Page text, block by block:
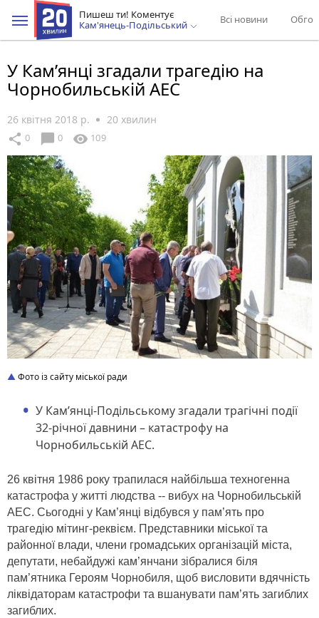
Пишеш ти! Коментує
Кам'янець-Подільський
Всі новини
У Кам’янці згадали трагедію на
Чорнобильській АЕС
26 квітня 2018 р. 20 хвилин
share 0 chat_bubble 0 visibility 109
Фото із сайту міської ради
У Кам’янці-Подільському згадали трагічні події
32-річної давнини – катастрофу на
Чорнобильській АЕС.
26 квітня 1986 року трапилася найбільша техногенна
катастрофа у житті людства -- вибух на Чорнобильській
АЕС. Сьогодні у Кам’янці відбувся у пам’ять про
трагедію мітинг-реквієм. Представники міської та
районної влади, члени громадських організацій міста,
депутати, небайдужі кам’янчани зібралися біля
пам’ятника Героям Чорнобиля, щоб висловити вдячність
ліквідаторам катастрофи та вшанувати пам’ять загиблих
загиблих.